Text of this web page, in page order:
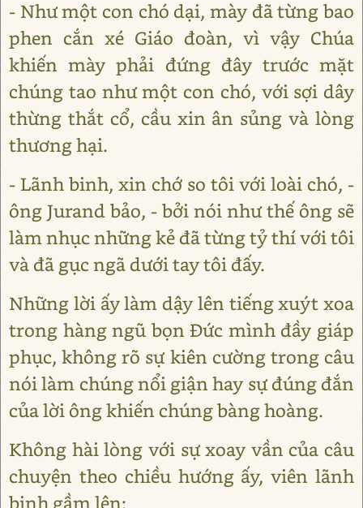
- Như một con chó dại, mày đã từng bao
phen cắn xé Giáo đoàn, vì vậy Chúa
khiến mày phải đứng đây trước mặt
chúng tao như một con chó, với sợi dây
thừng thắt cổ, cầu xin ân sủng và lòng
thương hại.
- Lãnh binh, xin chớ so tôi với loài chó, -
ông Jurand bảo, - bởi nói như thế ông sẽ
làm nhục những kẻ đã từng tỷ thí với tôi
và đã gục ngã dưới tay tôi đấy.
Những lời ấy làm dậy lên tiếng xuýt xoa
trong hàng ngũ bọn Đức mình đầy giáp
phục, không rõ sự kiên cường trong câu
nói làm chúng nổi giận hay sự đúng đắn
của lời ông khiến chúng bàng hoàng.
Không hài lòng với sự xoay vần của câu
chuyện theo chiều hướng ấy, viên lãnh
binh gầm lên: